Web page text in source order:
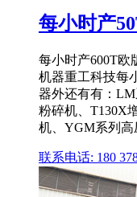
每小时产
每小时产600T欧
机器重工科技每
器外还有有：
粉碎机、T130X
机、YGM系列高
联系电话: 180